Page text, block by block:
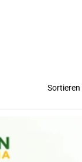
Sortieren